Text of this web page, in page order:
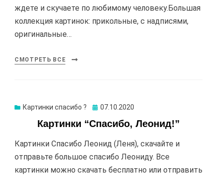
ждете и скучаете по любимому человеку.Большая
коллекция картинок: прикольные, с надписями,
оригинальные…
СМОТРЕТЬ ВСЕ
Картинки спасибо ? Опубликовано
07.10.2020
Картинки “Спасибо, Леонид!”
Картинки Спасибо Леонид (Леня), скачайте и
отправьте большое спасибо Леониду. Все
картинки можно скачать бесплатно или отправить